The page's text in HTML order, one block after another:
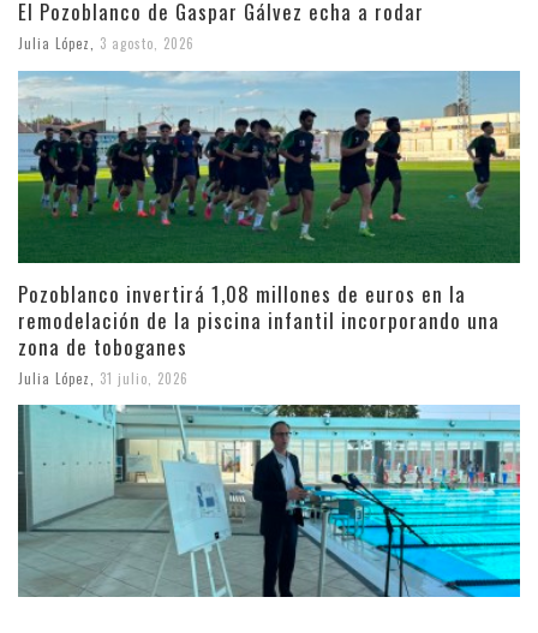
El Pozoblanco de Gaspar Gálvez echa a rodar
Julia López 3 agosto, 2026
Pozoblanco invertirá 1,08 millones de euros en la
remodelación de la piscina infantil incorporando una
zona de toboganes
Julia López 31 julio, 2026